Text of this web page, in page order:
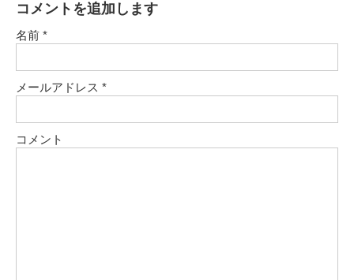
コメントを追加します
名前 *
メールアドレス *
コメント